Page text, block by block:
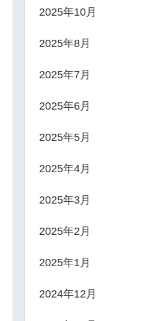
2025年10月
2025年8月
2025年7月
2025年6月
2025年5月
2025年4月
2025年3月
2025年2月
2025年1月
2024年12月